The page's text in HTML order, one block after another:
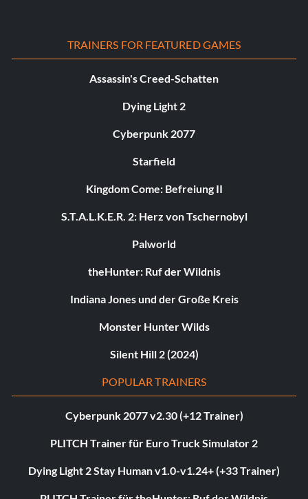
TRAINERS FOR FEATURED GAMES
Assassin's Creed-Schatten
Dying Light 2
Cyberpunk 2077
Starfield
Kingdom Come: Befreiung II
S.T.A.L.K.E.R. 2: Herz von Tschernobyl
Palworld
theHunter: Ruf der Wildnis
Indiana Jones und der Große Kreis
Monster Hunter Wilds
Silent Hill 2 (2024)
POPULAR TRAINERS
Cyberpunk 2077 v2.30 (+12 Trainer)
PLITCH Trainer für Euro Truck Simulator 2
Dying Light 2 Stay Human v1.0-v1.24+ (+33 Trainer)